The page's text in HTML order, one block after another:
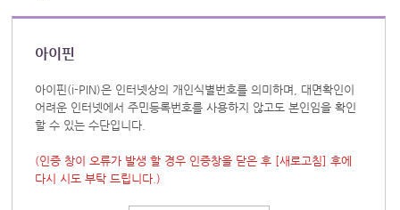
아이핀
아이핀(i-PIN)은 인터넷상의 개인식별번호를 의미하며, 대면확인이
어려운 인터넷에서 주민등록번호를 사용하지 않고도 본인임을 확인
할 수 있는 수단입니다.
(인증 창이 오류가 발생 할 경우 인증창을 닫은 후 [새로고침] 후에
다시 시도 부탁 드립니다.)